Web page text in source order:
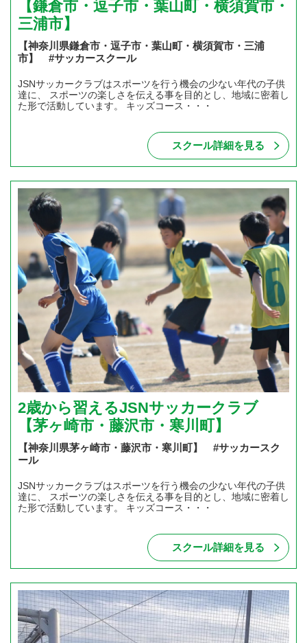
【鎌倉市・逗子市・葉山町・横須賀市・
三浦市】
【神奈川県鎌倉市・逗子市・葉山町・横須賀市・三浦
市】 #サッカースクール
JSNサッカークラブはスポーツを行う機会の少ない年代の子供
達に、 スポーツの楽しさを伝える事を目的とし、地域に密着し
た形で活動しています。 キッズコース・・・
スクール詳細を見る
2歳から習えるJSNサッカークラブ
【茅ヶ崎市・藤沢市・寒川町】
【神奈川県茅ヶ崎市・藤沢市・寒川町】 #サッカースク
ール
JSNサッカークラブはスポーツを行う機会の少ない年代の子供
達に、 スポーツの楽しさを伝える事を目的とし、地域に密着し
た形で活動しています。 キッズコース・・・
スクール詳細を見る